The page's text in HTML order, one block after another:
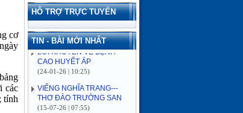
cơ
các
tính
HỖ TRỢ TRỰC TUYẾN
TIN - BÀI MỚI NHẤT
LỜI KHUYÊN VỀ BỆNH
CAO HUYẾT ÁP
(24-01-26 | 10:25)
VIẾNG NGHĨA TRANG---
THƠ ĐÀO TRƯỜNG SAN
(15-07-26 | 07:55)
ĐẢO CỒN CỎ
(03-07-26 | 08:04)